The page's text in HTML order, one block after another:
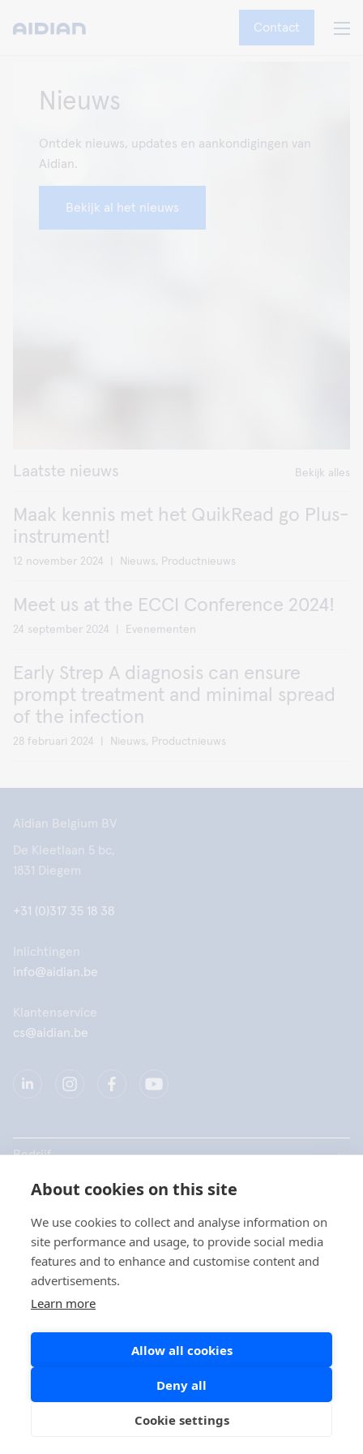
About cookies on this site
We use cookies to collect and analyse information on
site performance and usage, to provide social media
features and to enhance and customise content and
advertisements.
Learn more
Allow all cookies
Deny all
Cookie settings
Contact
Nieuws
Ontdek nieuws, updates en aankondigingen van
Aidian.
Bekijk al het nieuws
Laatste nieuws Bekijk alles
Maak kennis met het QuikRead go Plus-
instrument!
12 november 2024 Nieuws, Productnieuws
Meet us at the ECCI Conference 2024!
24 september 2024 Evenementen
Early Strep A diagnosis can ensure
prompt treatment and minimal spread
of the infection
28 februari 2024 Nieuws, Productnieuws
Kies uw taal / Choisissez
votre langue
Nederlands
Aidian Belgium BV
De Kleetlaan 5 bc,
1831 Diegem
+31 (0)317 35 18 38
Inlichtingen
info@aidian.be
Klantenservice
cs@aidian.be
Bedrijf
Producten
Snelkoppelingen
Privacy